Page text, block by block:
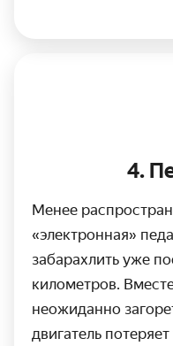
4.
Менее
«электронная»
заба­рахлить уже
километров.
неожиданно
двигатель